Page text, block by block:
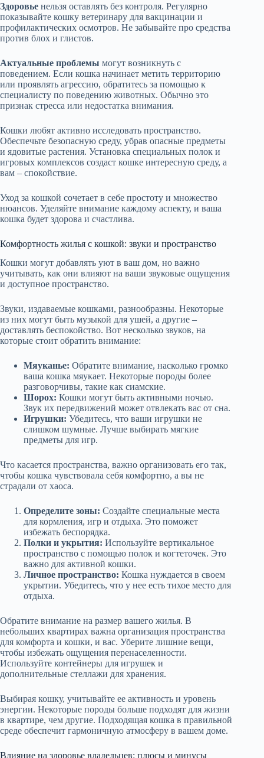
Здоровье нельзя оставлять без контроля. Регулярно
показывайте кошку ветеринару для вакцинации и
профилактических осмотров. Не забывайте про средства
против блох и глистов.
Актуальные проблемы могут возникнуть с
поведением. Если кошка начинает метить территорию
или проявлять агрессию, обратитесь за помощью к
специалисту по поведению животных. Обычно это
признак стресса или недостатка внимания.
Кошки любят активно исследовать пространство.
Обеспечьте безопасную среду, убрав опасные предметы
и ядовитые растения. Установка специальных полок и
игровых комплексов создаст кошке интересную среду, а
вам – спокойствие.
Уход за кошкой сочетает в себе простоту и множество
нюансов. Уделяйте внимание каждому аспекту, и ваша
кошка будет здорова и счастлива.
Комфортность жилья с кошкой: звуки и пространство
Кошки могут добавлять уют в ваш дом, но важно
учитывать, как они влияют на ваши звуковые ощущения
и доступное пространство.
Звуки, издаваемые кошками, разнообразны. Некоторые
из них могут быть музыкой для ушей, а другие –
доставлять беспокойство. Вот несколько звуков, на
которые стоит обратить внимание:
Мяуканье: Обратите внимание, насколько громко
ваша кошка мяукает. Некоторые породы более
разговорчивы, такие как сиамские.
Шорох: Кошки могут быть активными ночью.
Звук их передвижений может отвлекать вас от сна.
Игрушки: Убедитесь, что ваши игрушки не
слишком шумные. Лучше выбирать мягкие
предметы для игр.
Что касается пространства, важно организовать его так,
чтобы кошка чувствовала себя комфортно, а вы не
страдали от хаоса.
Определите зоны: Создайте специальные места
для кормления, игр и отдыха. Это поможет
избежать беспорядка.
Полки и укрытия: Используйте вертикальное
пространство с помощью полок и когтеточек. Это
важно для активной кошки.
Личное пространство: Кошка нуждается в своем
укрытии. Убедитесь, что у нее есть тихое место для
отдыха.
Обратите внимание на размер вашего жилья. В
небольших квартирах важна организация пространства
для комфорта и кошки, и вас. Уберите лишние вещи,
чтобы избежать ощущения перенаселенности.
Используйте контейнеры для игрушек и
дополнительные стеллажи для хранения.
Выбирая кошку, учитывайте ее активность и уровень
энергии. Некоторые породы больше подходят для жизни
в квартире, чем другие. Подходящая кошка в правильной
среде обеспечит гармоничную атмосферу в вашем доме.
Влияние на здоровье владельцев: плюсы и минусы